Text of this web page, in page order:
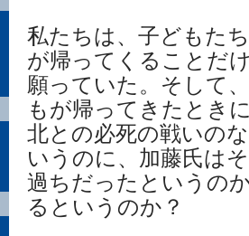
私たちは、子どもた
が帰ってくることだ
願っていた。そして
もが帰ってきたとき
北との必死の戦いの
いうのに、加藤氏は
過ちだったというの
るというのか？